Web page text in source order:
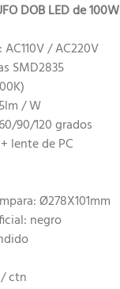
DOB LED de 100W
/ AC220V
SMD2835
/ W
90/120 grados
lente de PC
Ø278X101mm
negro
ctn